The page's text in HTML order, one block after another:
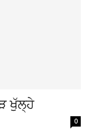
ਖੁੱਲ੍ਹੇ
0